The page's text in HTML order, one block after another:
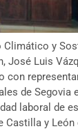
y
José Luis
con
de Segovia
laboral de
Castilla y